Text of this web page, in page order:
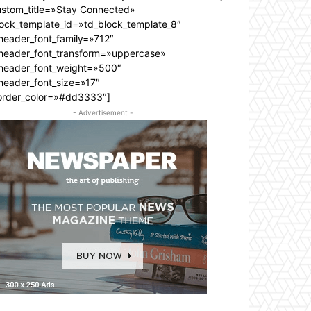
Connected»
- Advertisement -